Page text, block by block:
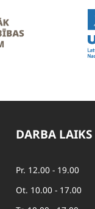
DARBA LAIKS
Pr. 12.00 - 19.00
Ot. 10.00 - 17.00